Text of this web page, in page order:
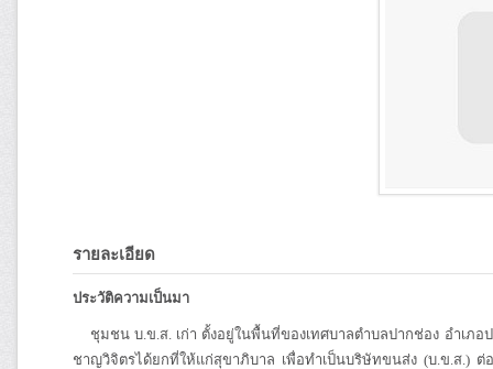
รายละเอียด
ประวัติความเป็นมา
ชุมชน บ.ข.ส. เก่า ตั้งอยู่ในพื้นที่ของเทศบาลตำบลปากช่อง อำเภอ
ชาญวิจิตรได้ยกที่ให้แก่สุขาภิบาล เพื่อทำเป็นบริษัทขนส่ง (บ.ข.ส.)